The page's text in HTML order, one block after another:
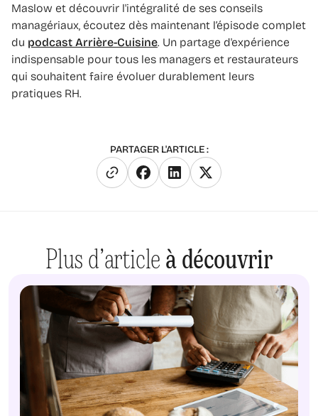
Maslow et découvrir l'intégralité de ses conseils
managériaux, écoutez dès maintenant l’épisode complet
du podcast Arrière-Cuisine. Un partage d'expérience
indispensable pour tous les managers et restaurateurs
qui souhaitent faire évoluer durablement leurs
pratiques RH.
PARTAGER L'ARTICLE :
Plus d’articleà découvrir